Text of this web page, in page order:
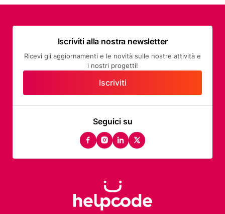
Seguici su
facebook
instagram
linkedin
twitter
Iscriviti alla nostra newsletter
Ricevi gli aggiornamenti e le novità sulle nostre attività e
i nostri progetti!
Iscriviti